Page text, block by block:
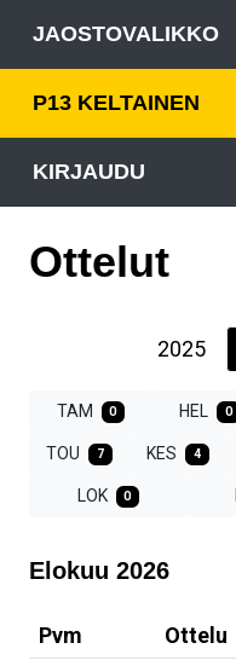
JAOSTOVALIKKO
P13 KELTAINEN
KIRJAUDU
Ottelut
2025
TAM 0 HEL 0
TOU 7 KES 4
LOK 0
Elokuu 2026
Pvm Ottelu